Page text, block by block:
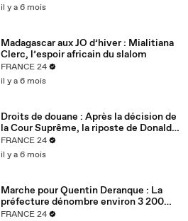
il y a 6 mois
Madagascar aux JO d’hiver : Mialitiana
Clerc, l’espoir africain du slalom
FRANCE 24
il y a 6 mois
Droits de douane : Après la décision de
la Cour Suprême, la riposte de Donald
Trump
FRANCE 24
il y a 6 mois
Marche pour Quentin Deranque : La
préfecture dénombre environ 3 200
personnes à Lyon
FRANCE 24